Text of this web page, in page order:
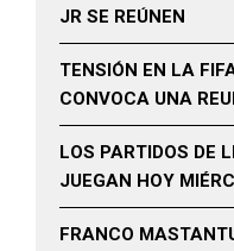
JR SE REÚNEN
TENSIÓN EN LA
CONVOCA UNA
LOS PARTIDOS DE
JUEGAN HOY
FRANCO